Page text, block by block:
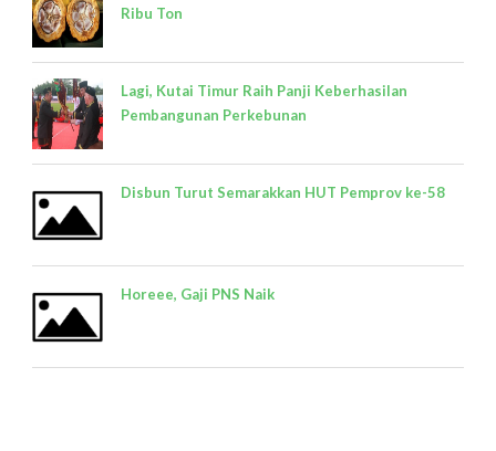
Ribu Ton
Lagi, Kutai Timur Raih Panji Keberhasilan
Pembangunan Perkebunan
Disbun Turut Semarakkan HUT Pemprov ke-58
Horeee, Gaji PNS Naik